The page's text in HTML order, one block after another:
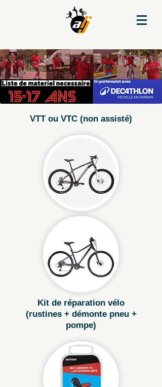
VTT ou VTC (non assisté)
Kit de réparation vélo
(rustines + démonte pneu +
pompe)